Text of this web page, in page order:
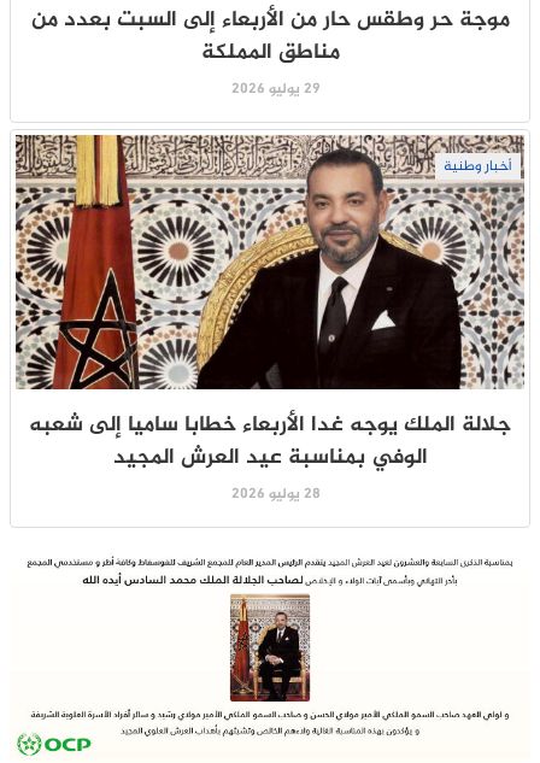
موجة حر وطقس حار من الأربعاء إلى السبت بعدد من
مناطق المملكة
29 يوليو 2026
أخبار وطنية
جلالة الملك يوجه غدا الأربعاء خطابا ساميا إلى شعبه
الوفي بمناسبة عيد العرش المجيد
28 يوليو 2026